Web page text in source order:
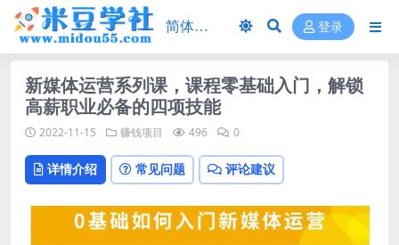
登录
新媒体运营系列课，课程零基础入门，解锁
高薪职业必备的四项技能
2022-11-15 赚钱项目 496 0
详情介绍 常见问题 评论建议